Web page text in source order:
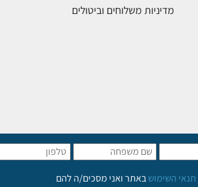
מדיניות משלוחים וביטולים
תנאי השימושבאתר ואני מסכים/ה להם